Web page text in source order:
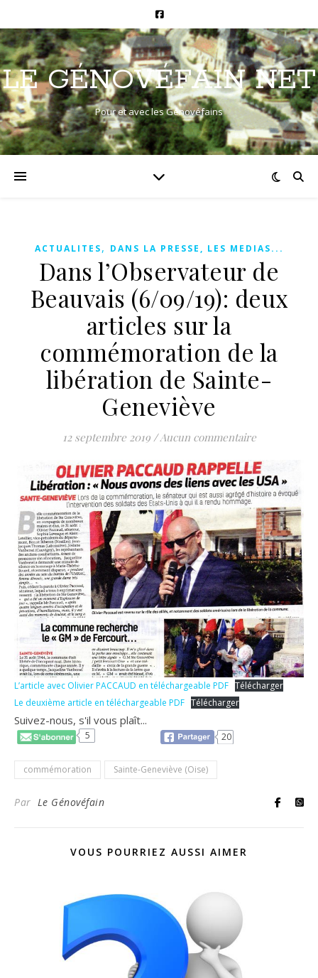
LE GÉNOVÉFAIN NET
Pour et avec les Génovéfains
ACTUALITES, DANS LA PRESSE, LES MEDIAS...
Dans l’Observateur de
Beauvais (6/09/19): deux
articles sur la
commémoration de la
libération de Sainte-
Geneviève
12 septembre 2019 /Aucun commentaire
L’article avec Olivier PACCAUD en téléchargeable PDF Télécharger
Le deuxième article en téléchargeable PDF Télécharger
Suivez-nous, s'il vous plaît...
5 20
commémoration Sainte-Geneviève (Oise)
Par Le Génovéfain
VOUS POURRIEZ AUSSI AIMER